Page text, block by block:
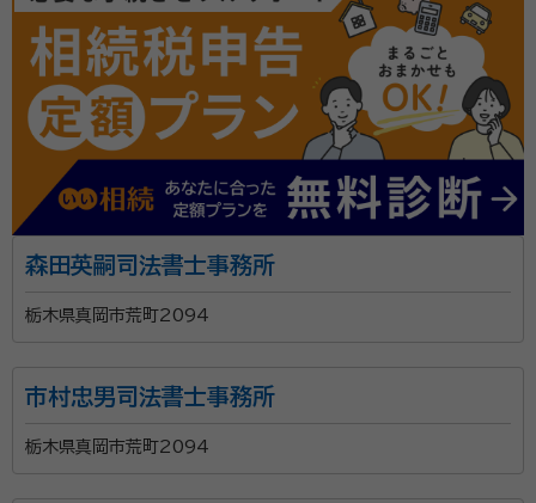
森田英嗣司法書士事務所
栃木県真岡市荒町2094
市村忠男司法書士事務所
栃木県真岡市荒町2094